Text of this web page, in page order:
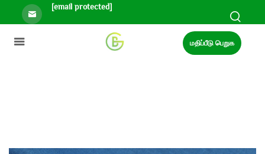
[email protected]
மதிப்பீடு பெறுக